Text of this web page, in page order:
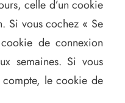
celle d’un cookie
Si vous cochez « Se
de connexion
semaines. Si vous
le cookie de